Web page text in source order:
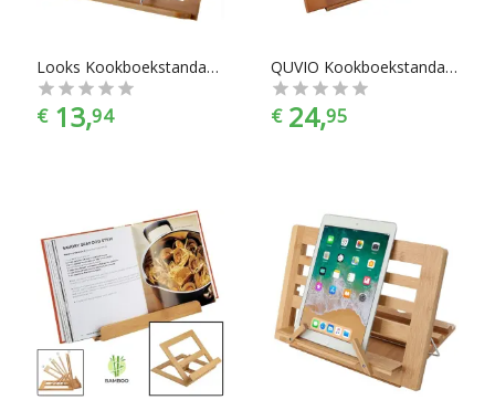
Looks Kookboekstandaard - Bamboe
€ 13,94
QUVIO Kookboekstandaard in 3 standen verstelbaar - Hout
€ 24,95